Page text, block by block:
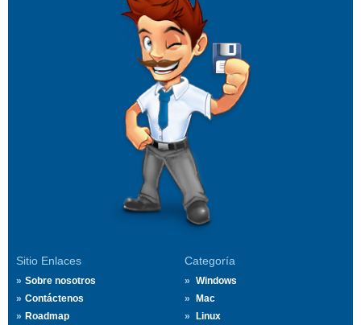
Sitio Enlaces
Sobre nosotros
Contáctenos
Roadmap
Categoría
Windows
Mac
Linux